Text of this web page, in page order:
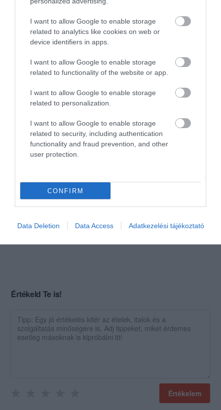
I want to allow Google to enable storage
related to analytics like cookies on web or
device identifiers in apps.
I want to allow Google to enable storage
related to functionality of the website or app.
I want to allow Google to enable storage
related to personalization.
I want to allow Google to enable storage
related to security, including authentication
functionality and fraud prevention, and other
user protection.
CONFIRM
Data Deletion Data Access Adatkezelési tájékoztató
Salamon Péter
2017. Március 31.
kiszolgálás, kedves
személyzet! Ajánlom
mindenkinek!
V. S.
2015. Október 3.
Good meals, even have
vegetarian option.
And one even may chose the
menu.
give them a try!
Recommended
Értékeld Te is!
Értékelem